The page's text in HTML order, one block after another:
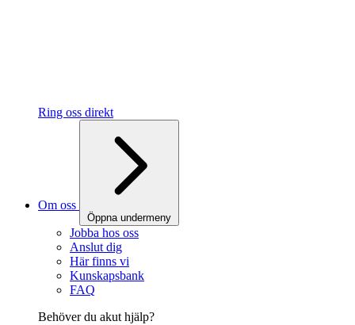
Ring oss direkt
Om oss
Öppna undermeny
Jobba hos oss
Anslut dig
Här finns vi
Kunskapsbank
FAQ
Behöver du akut hjälp?